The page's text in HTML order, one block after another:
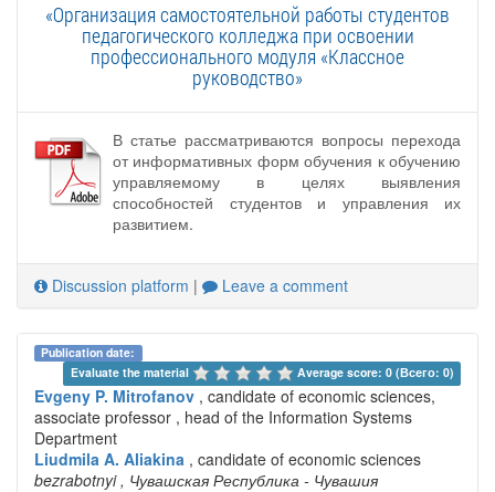
«Организация самостоятельной работы студентов
педагогического колледжа при освоении
профессионального модуля «Классное
руководство»
В статье рассматриваются вопросы перехода
от информативных форм обучения к обучению
управляемому в целях выявления
способностей студентов и управления их
развитием.
Discussion platform | Leave a comment
Publication date:
Evaluate the material
Average score: 0 (Всего: 0)
Evgeny P. Mitrofanov , candidate of economic sciences,
associate professor , head of the Information Systems
Department
Liudmila A. Aliakina , candidate of economic sciences
bezrabotnyi , Чувашская Республика - Чувашия